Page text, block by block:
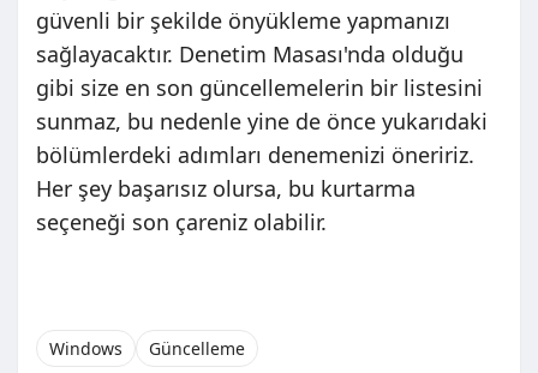
güvenli bir şekilde önyükleme yapmanızı
sağlayacaktır. Denetim Masası'nda olduğu
gibi size en son güncellemelerin bir listesini
sunmaz, bu nedenle yine de önce yukarıdaki
bölümlerdeki adımları denemenizi öneririz.
Her şey başarısız olursa, bu kurtarma
seçeneği son çareniz olabilir.
Windows Güncelleme